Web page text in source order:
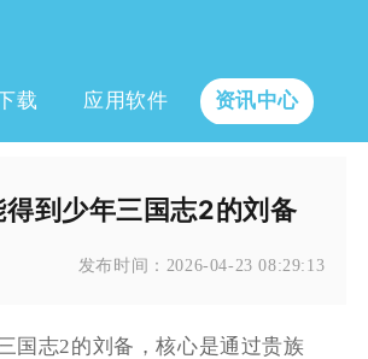
载 应用软件 资讯中心
得到少年三国志2的刘备
发布时间： 2026-04-23 08:29:13
国志2的刘备，核心是通过贵族